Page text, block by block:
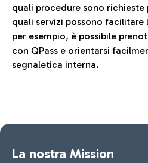
quali procedure sono richieste
quali servizi possono facilitare
per esempio, è possibile
con QPass e orientarsi
segnaletica interna.
La nostra Mission